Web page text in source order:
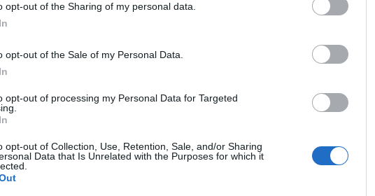
opt-out of the Sharing of my personal data.
opt-out of the Sale of my Personal Data.
opt-out of processing my Personal Data for Targeted
opt-out of Collection, Use, Retention, Sale, and/or Sharing
Data that Is Unrelated with the Purposes for which it
Hazard in partenza dalChelseaa fine stagione.
ha mostrato apprezzamento verso il
di lui c’è forte anche il
Rodriguez).
Guus Hiddink
ha dichiarato chiaramente che un giocatore
poco competitivo come quello francese, suggerendogli
Chelsea,
Chavarría
City
Neto,
Mudryk,
Chelsea,